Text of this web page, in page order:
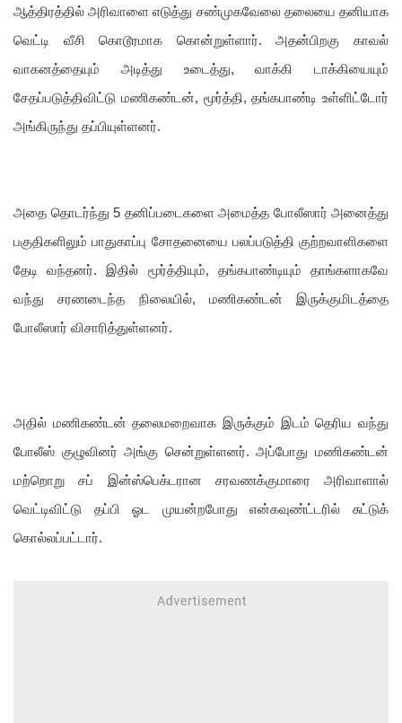
ஆத்திரத்தில் அரிவாளை எடுத்து சண்முகவேலை தலையை தனியாக
வெட்டி வீசி கொடூரமாக கொன்றுள்ளார். அதன்பிறகு காவல்
வாகனத்தையும் அடித்து உடைத்து, வாக்கி டாக்கியையும்
சேதப்படுத்திவிட்டு மணிகண்டன், மூர்த்தி, தங்கபாண்டி உள்ளிட்டோர்
அங்கிருந்து தப்பியுள்ளனர்.
அதை தொடர்ந்து 5 தனிப்படைகளை அமைத்த போலீஸார் அனைத்து
பகுதிகளிலும் பாதுகாப்பு சோதனையை பலப்படுத்தி குற்றவாளிகளை
தேடி வந்தனர். இதில் மூர்த்தியும், தங்கபாண்டியும் தாங்களாகவே
வந்து சரணடைந்த நிலையில், மணிகண்டன் இருக்குமிடத்தை
போலீஸார் விசாரித்துள்ளனர்.
அதில் மணிகண்டன் தலைமறைவாக இருக்கும் இடம் தெரிய வந்து
போலீஸ் குழுவினர் அங்கு சென்றுள்ளனர். அப்போது மணிகண்டன்
மற்றொறு சப் இன்ஸ்பெக்டரான சரவணக்குமாரை அரிவாளால்
வெட்டிவிட்டு தப்பி ஓட முயன்றபோது என்கவுண்ட்டரில் சுட்டுக்
கொல்லப்பட்டார்.